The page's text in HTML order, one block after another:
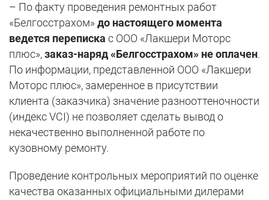
– По факту проведения ремонтных работ
«Белгосстрахом»до настоящего момента
ведется переписка с ООО «Лакшери Моторс
плюс»,заказ-наряд «Белгосстрахом» не оплачен.
По информации, представленной ООО «Лакшери
Моторс плюс», замеренное в присутствии
клиента (заказчика) значение разнооттеночности
(индекс VCI) не позволяет сделать вывод о
некачественно выполненной работе по
кузовному ремонту.
Проведение контрольных мероприятий по оценке
качества оказанных официальными дилерами